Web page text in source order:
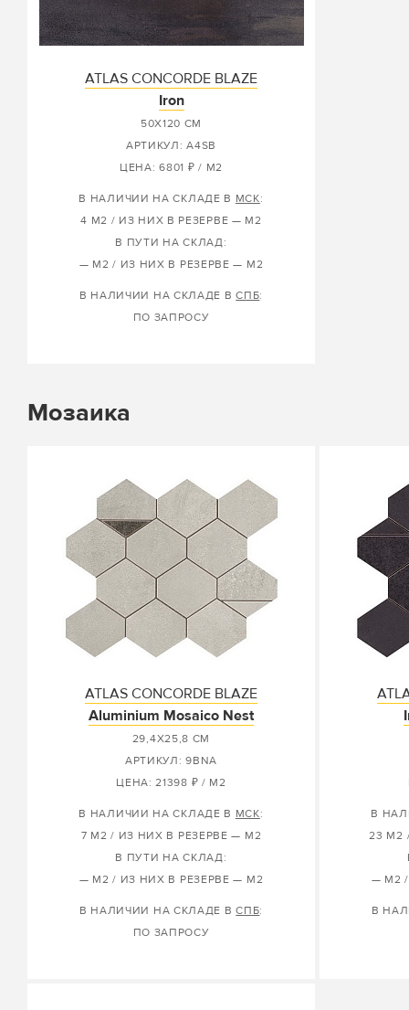
ATLAS CONCORDE BLAZE
Iron
50X120 СМ
АРТИКУЛ: A4SB
ЦЕНА: 6801 ₽ / М2
В НАЛИЧИИ НА СКЛАДЕ В МСК:
4 М2 / ИЗ НИХ В РЕЗЕРВЕ — М2
В ПУТИ НА СКЛАД:
— М2 / ИЗ НИХ В РЕЗЕРВЕ — М2
В НАЛИЧИИ НА СКЛАДЕ ВСПБ:
ПО ЗАПРОСУ
Мозаика
ATLAS CONCORDE BLAZE
Aluminium Mosaico Nest
29,4X25,8 СМ
АРТИКУЛ: 9BNA
ЦЕНА: 21398 ₽ / М2
В НАЛИЧИИ НА СКЛАДЕ В МСК:
7 М2 / ИЗ НИХ В РЕЗЕРВЕ — М2
В ПУТИ НА СКЛАД:
— М2 / ИЗ НИХ В РЕЗЕРВЕ — М2
В НАЛИЧИИ НА СКЛАДЕ ВСПБ:
ПО ЗАПРОСУ
В
23 М2
— М2
В